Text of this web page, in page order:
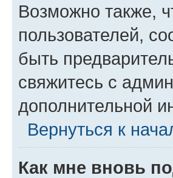
Возможно также,
пользователей,
быть
свяжитесь с
дополнительной
Вернуться к
Как мне вновь